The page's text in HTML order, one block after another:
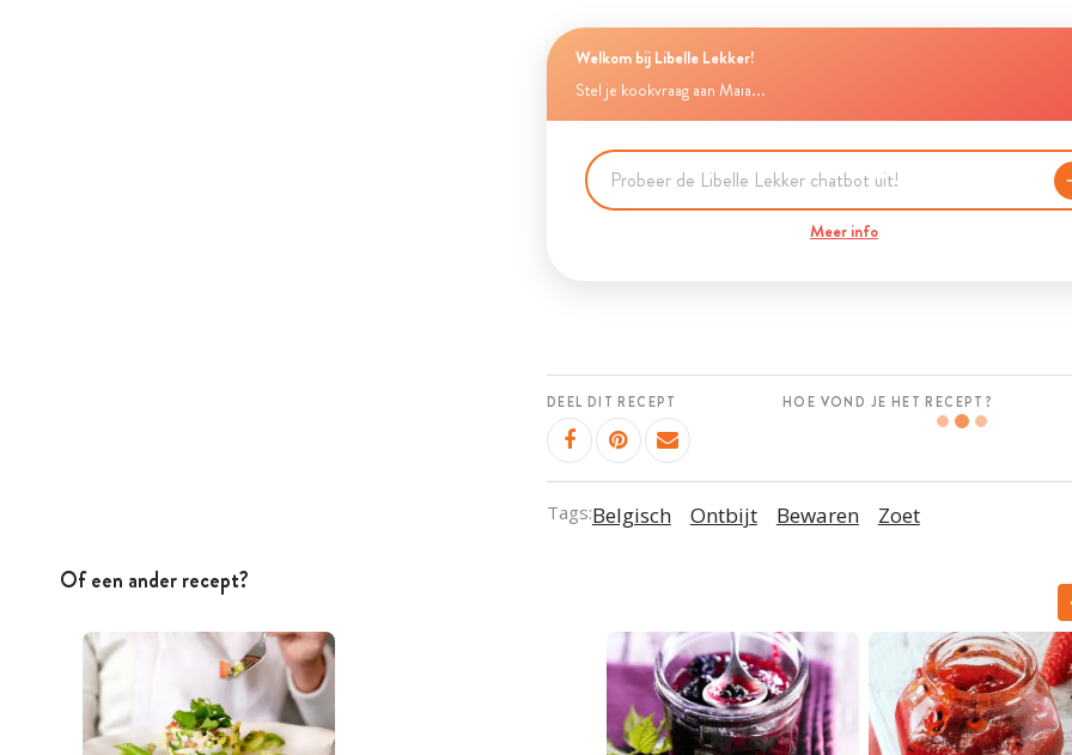
Welkom bij Libelle Lekker!
Stel je kookvraag aan Maia...
Meer info
DEEL DIT RECEPT HOE VOND JE HET RECEPT?
Tags:Belgisch Ontbijt Bewaren Zoet
Of een ander recept?